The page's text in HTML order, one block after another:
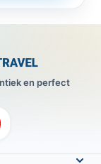
en perfect